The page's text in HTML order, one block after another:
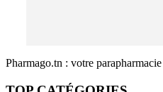
Pharmago.tn : votre